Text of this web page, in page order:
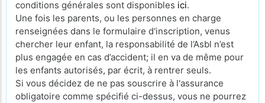
conditions générales sont disponibles ici.
Une fois les parents, ou les personnes en charge
renseignées dans le formulaire d'inscription, venus
chercher leur enfant, la responsabilité de l’Asbl n’est
plus engagée en cas d’accident; il en va de même pour
les enfants autorisés, par écrit, à rentrer seuls.
Si vous décidez de ne pas souscrire à l'assurance
obligatoire comme spécifié ci-dessus, vous ne pourrez